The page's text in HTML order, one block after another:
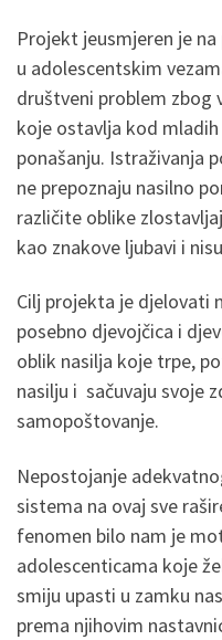
Projekt jeusmjeren je
u adolescentskim
društveni problem zbog
koje ostavlja kod
ponašanju. Istraživanja
ne prepoznaju nasilno
različite oblike
kao znakove ljubavi i
Cilj projekta je djelovati
posebno djevojčica i
oblik nasilja koje trpe,
nasilju i sačuvaju svoje
samopoštovanje.
Nepostojanje
sistema na ovaj sve
fenomen bilo nam je
adolescenticama koje
smiju upasti u zamku
prema njihovim